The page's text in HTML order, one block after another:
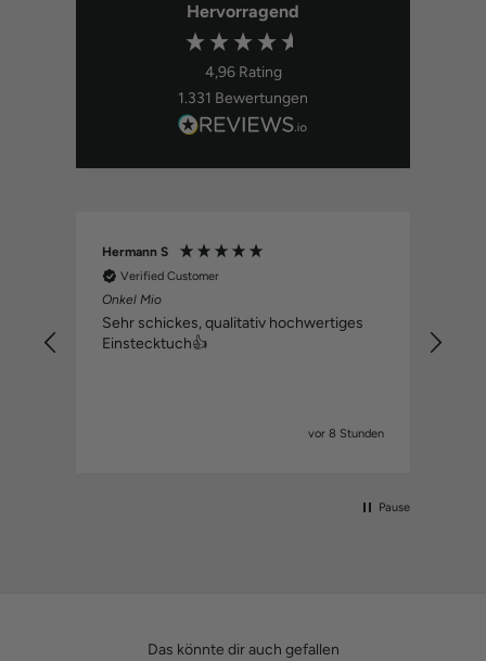
Hervorragend
4,96 Rating
1.331 Bewertungen
Hermann S
Verified Customer
Onkel Mio
Sehr schickes, qualitativ hochwertiges
Einstecktuch👍
vor 8 Stunden
Pause
Das könnte dir auch gefallen